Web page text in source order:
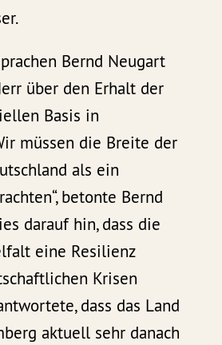
Bernd Neugart
über den Erhalt der
Basis in
müssen die Breite der
als ein
betonte Bernd
darauf hin, dass die
eine Resilienz
Krisen
dass das Land
aktuell sehr danach